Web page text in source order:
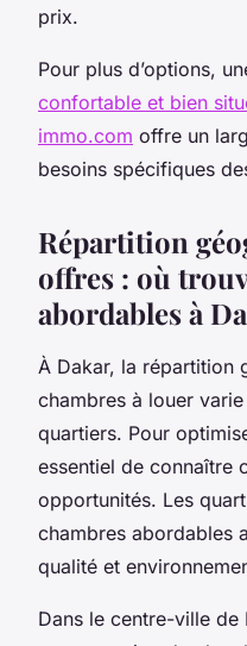
prix.
Pour plus d’options,
confortable et bien
immo.com offre un
besoins spécifiques
Répartition
offres : où
abordables à
À Dakar, la répartition
chambres à louer
quartiers. Pour
essentiel de connaître
opportunités. Les
chambres abordables
qualité et
Dans le centre-ville